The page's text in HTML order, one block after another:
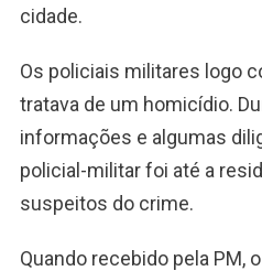
cidade.
Os policiais militares logo
tratava de um homicídio.
informações e algumas
policial-militar foi até a
suspeitos do crime.
Quando recebido pela PM,